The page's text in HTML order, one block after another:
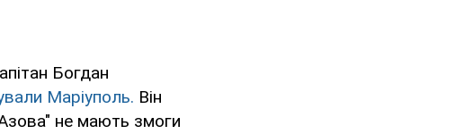
Богдан
Маріуполь. Він
не мають змоги